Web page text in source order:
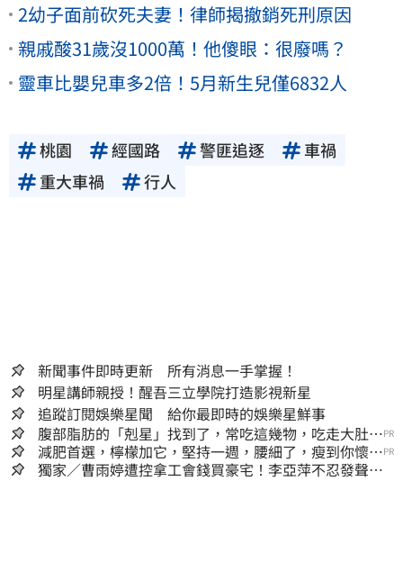
2幼子面前砍死夫妻！律師揭撤銷死刑原因
親戚酸31歲沒1000萬！他傻眼：很廢嗎？
靈車比嬰兒車多2倍！5月新生兒僅6832人
桃園 經國路 警匪追逐
車禍
重大車禍
行人
新聞事件即時更新 所有消息一手掌握！
明星講師親授！醒吾三立學院打造影視新星
追蹤訂閱娛樂星聞 給你最即時的娛樂星鮮事
腹部脂肪的「剋星」找到了，常吃這幾物，吃走大肚
囊，瘦出小蠻腰
PR
減肥首選，檸檬加它，堅持一週，腰細了，瘦到你懷疑
人生
PR
獨家／曹雨婷遭控拿工會錢買豪宅！李亞萍不忍發聲：